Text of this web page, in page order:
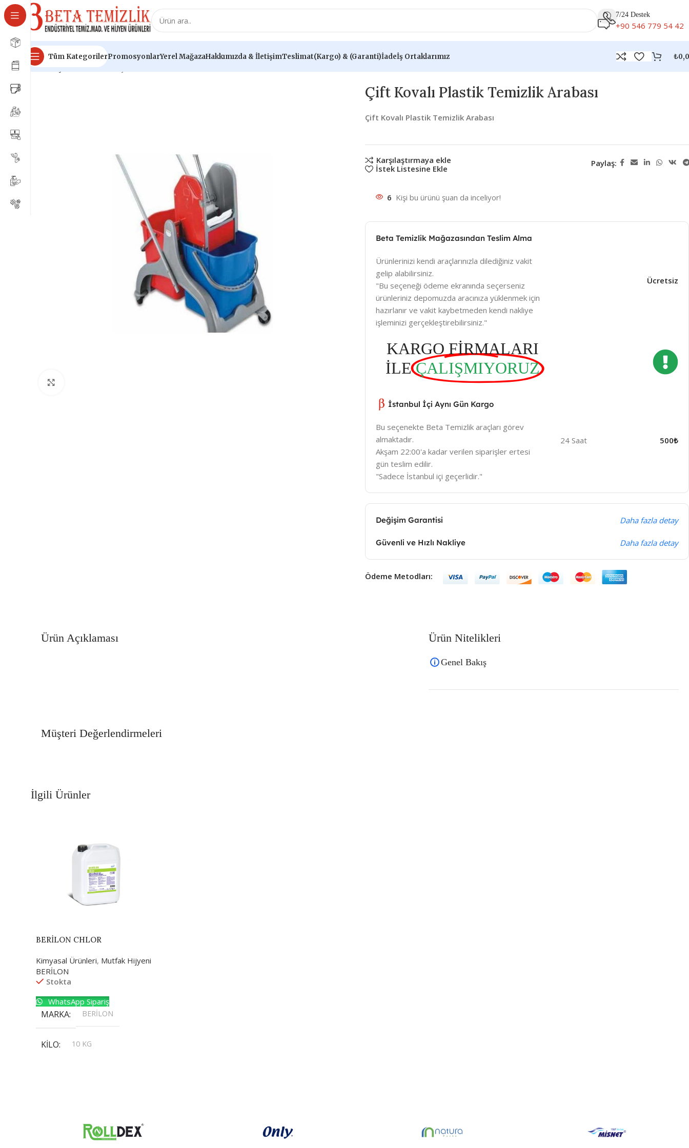
7/24 Destek
+90 546 779 54 42
Tüm KategorilerPromosyonlarYerel MağazaHakkımızda & İletişimTeslimat(Kargo) & (Garanti)İadeİş Ortaklarımız ₺
Ana Sayfa Sarf Ürünleri
Çift Kovalı Plastik Temizlik Arabası
Çift Kovalı Plastik Temizlik Arabası
Karşılaştırmaya ekle
İstek Listesine Ekle
Paylaş:
6 Kişi bu ürünü şuan da inceliyor!
Beta Temizlik Mağazasından Teslim Alma
Ürünlerinizi kendi araçlarınızla dilediğiniz vakit
gelip alabilirsiniz.
"Bu seçeneği ödeme ekranında seçerseniz
ürünleriniz depomuzda aracınıza yüklenmek için
hazırlanır ve vakit kaybetmeden kendi nakliye
işleminizi gerçekleştirebilirsiniz."
Ücretsiz
KARGO FİRMALARI
İLE ÇALIŞMIYORUZ
İstanbul İçi Aynı Gün Kargo
Bu seçenekte Beta Temizlik araçları görev
almaktadır.
Akşam 22:00'a kadar verilen siparişler ertesi
gün teslim edilir.
"Sadece İstanbul içi geçerlidir."
24 Saat 500₺
Değişim Garantisi Daha fazla detay
Güvenli ve Hızlı Nakliye Daha fazla detay
Ödeme Metodları:
Ürün Açıklaması Ürün Nitelikleri
Genel Bakış
Müşteri Değerlendirmeleri
İlgili Ürünler
BERİLON CHLOR
Kimyasal Ürünleri, Mutfak Hijyeni
BERİLON
Stokta
WhatsApp Sipariş
MARKA BERİLON
KILO
10 KG